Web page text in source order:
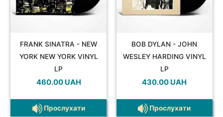
FRANK SINATRA - NEW
YORK NEW YORK VINYL
LP
460.00 UAH
Прослухати
BOB DYLAN - JOHN
WESLEY HARDING VINYL
LP
430.00 UAH
Прослухати